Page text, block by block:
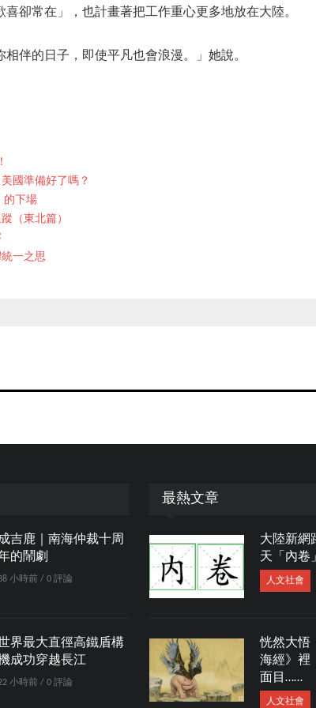
卻常在」，也計畫著把工作重心更多地放在大陸。
相伴的日子，即使平凡也會浪漫。」她說。
國準備好了嗎？
的下場
（東北篇）
統一之思
吉鹿｜南海仲裁十周
的鬧劇
小時前 / 0 評論
界最大直徑高鐵盾構
成功穿越長江
小時前 / 0 評論
最熱文章
大陸新網
天「內卷
人文社會
恍然大悟
海經》裡
面目……
人文社會